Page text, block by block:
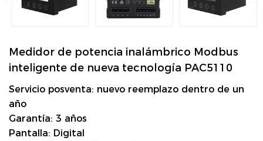
Medidor de potencia inalámbrico Modbus
inteligente de nueva tecnología PAC5110
Servicio posventa: nuevo reemplazo dentro de un
año
Garantía: 3 años
Pantalla: Digital